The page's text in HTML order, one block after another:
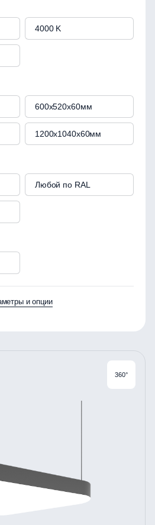
4000 K
600x520x60мм
1200x1040x60мм
Любой по RAL
и опции
360°